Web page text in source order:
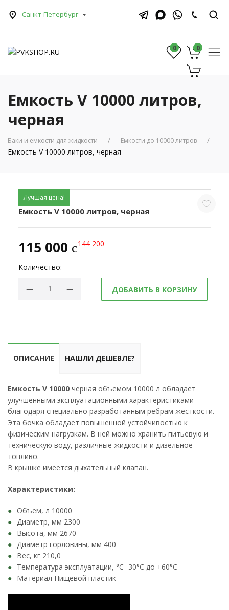
Санкт-Петербург
0 0
0
Емкость V 10000 литров,
черная
Баки и емкости для жидкости Емкости до 10000 литров
Емкость V 10000 литров, черная
Лучшая цена!
Емкость V 10000 литров, черная
115 000 c144 200
Количество:
ДОБАВИТЬ В КОРЗИНУ
ОПИСАНИЕ НАШЛИ ДЕШЕВЛЕ?
Емкость V 10000 черная объемом 10000 л обладает
улучшенными эксплуатационными характеристиками
благодаря специально разработанным ребрам жесткости.
Эта бочка обладает повышенной устойчивостью к
физическим нагрузкам. В ней можно хранить питьевую и
техническую воду, различные жидкости и дизельное
топливо.
В крышке имеется дыхательный клапан.
Характеристики:
Объем, л 10000
Диаметр, мм 2300
Высота, мм 2670
Диаметр горловины, мм 400
Вес, кг 210,0
Температура эксплуатации, °C -30°C до +60°C
Материал Пищевой пластик